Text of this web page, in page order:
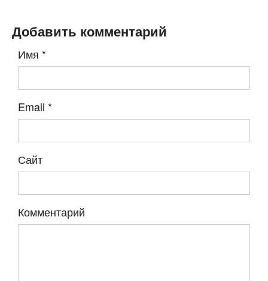
Добавить комментарий
Имя *
Email *
Сайт
Комментарий